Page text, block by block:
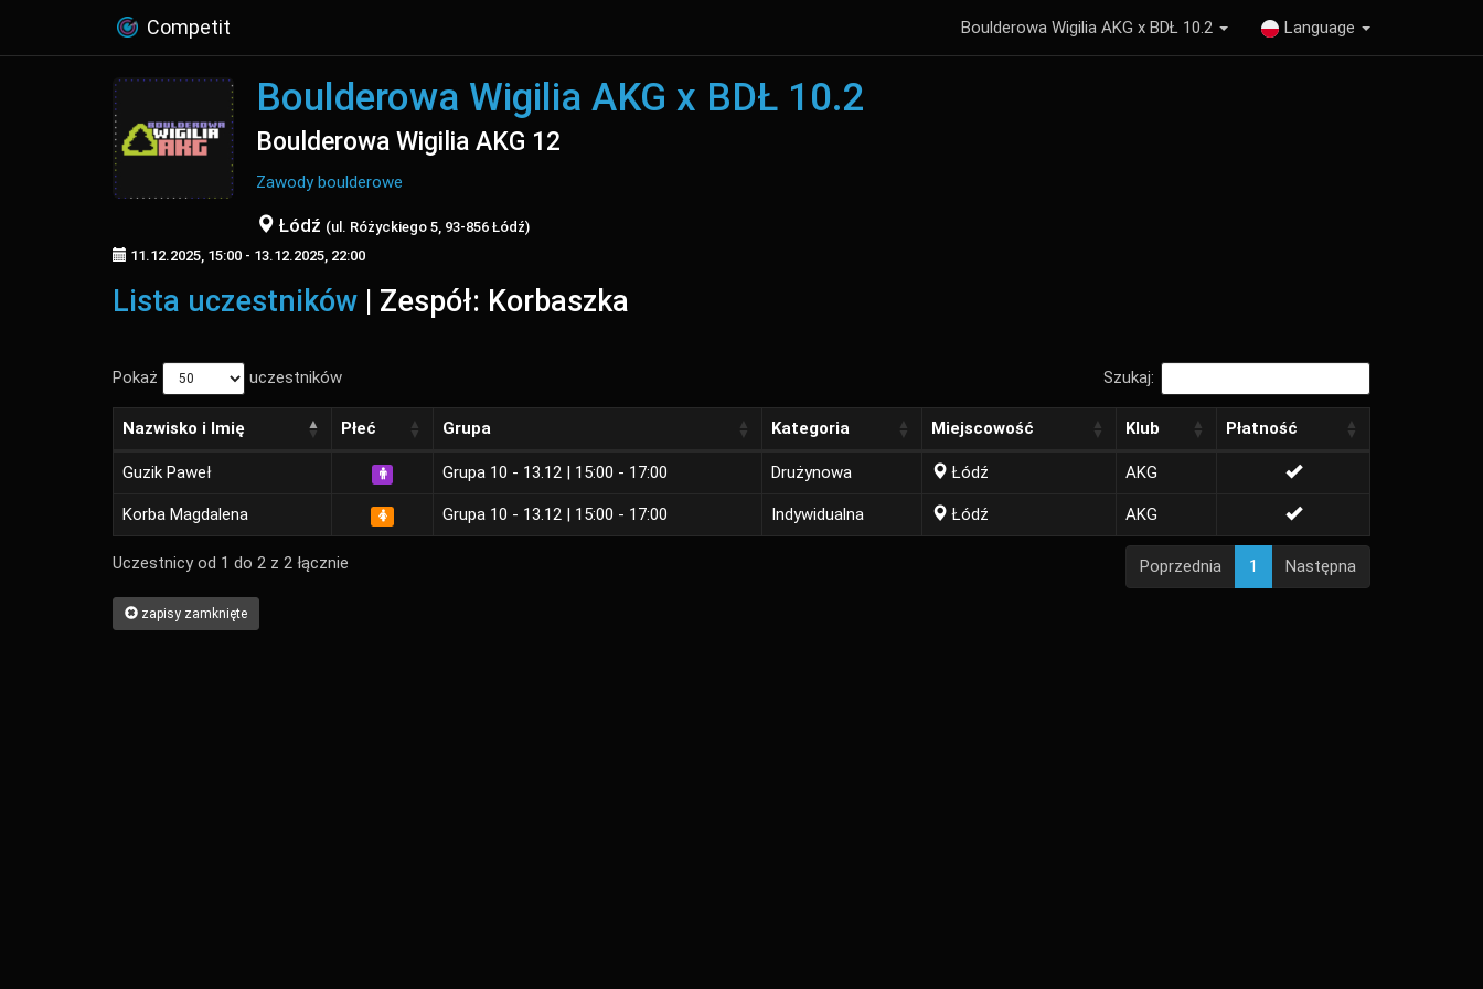
Competit Language
Boulderowa Wigilia AKG x BDŁ 10.2
Boulderowa Wigilia AKG x BDŁ 10.2
Boulderowa Wigilia AKG 12
Zawody boulderowe
Łódź (ul. Różyckiego 5, 93-856 Łódź)
11.12.2025, 15:00 - 13.12.2025, 22:00
Lista uczestników | Zespół: Korbaszka
Pokaż uczestników Szukaj:
Nazwisko i Imię Płeć Grupa Kategoria Miejscowość Klub Płatność
Guzik Paweł Grupa 10 - 13.12 | 15:00 - 17:00 Drużynowa Łódź AKG
Korba Magdalena Grupa 10 - 13.12 | 15:00 - 17:00 Indywidualna Łódź AKG
Uczestnicy od 1 do 2 z 2 łącznie Poprzednia 1 Następna
zapisy zamknięte